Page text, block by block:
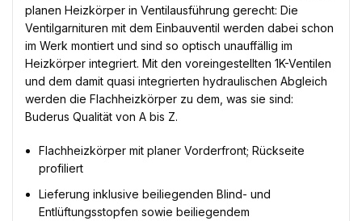
planen Heizkörper in Ventilausführung gerecht: Die
Ventilgarnituren mit dem Einbauventil werden dabei schon
im Werk montiert und sind so optisch unauffällig im
Heizkörper integriert. Mit den voreingestellten 1K-Ventilen
und dem damit quasi integrierten hydraulischen Abgleich
werden die Flachheizkörper zu dem, was sie sind:
Buderus Qualität von A bis Z.
Flachheizkörper mit planer Vorderfront; Rückseite
profiliert
Lieferung inklusive beiliegenden Blind- und
Entlüftungsstopfen sowie beiliegendem